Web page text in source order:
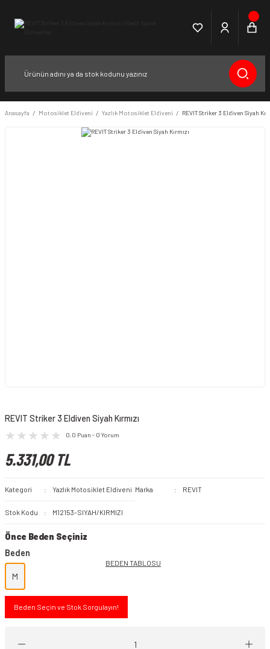
Anasayfa Motosiklet Eldiveni Yazlık Motosiklet Eldiveni REVIT Striker 3 Eldiven Siyah
REVIT Striker 3 Eldiven Siyah Kırmızı
0.0 Puan - 0 Yorum
5.331,00 TL
Kategori Yazlık Motosiklet Eldiveni Marka REVIT
Stok Kodu M12153-SIYAH/KIRMIZI
Önce Beden Seçiniz
Beden
M
BEDEN TABLOSU
Beden Seçin ve Stok Sorgulayın!